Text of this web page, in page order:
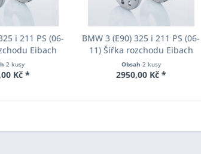
i 211 PS (06-
Eibach
2-10-004
10mm
2 kusy
Kč *
BMW 3 (E90) 325 i 211 PS (06-
11) Šířka rozchodu Eibach
Pro-Spacer S90-2-12-002
System2 Tloušťka 12mm
Obsah 2 kusy
2950,00 Kč *